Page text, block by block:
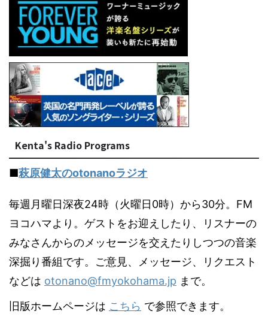
Kenta's Radio Programs
■萩原健太のotonanoラジオ
毎週月曜日深夜24時（火曜日0時）から30分。FM
ヨコハマより。ゲストをお迎えしたり、リスナーの
みなさんからのメッセージを交えたりしつつの音楽
深掘り番組です。ご意見、メッセージ、リクエスト
などは otonano@fmyokohama.jp まで。
旧版ホームページは こちら で参照できます。